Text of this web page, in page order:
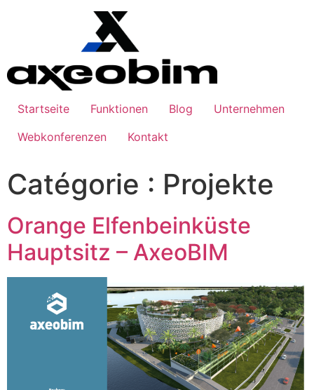
Startseite Funktionen Blog
Unternehmen
Webkonferenzen
Kontakt
Catégorie : Projekte
Orange Elfenbeinküste
Hauptsitz – AxeoBIM